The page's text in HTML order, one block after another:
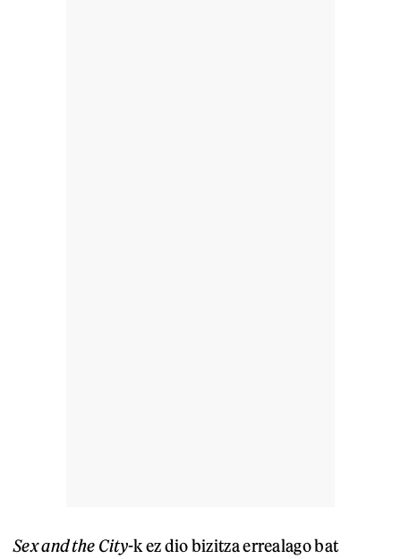
Sex and the City-k ez dio bizitza errealago bat